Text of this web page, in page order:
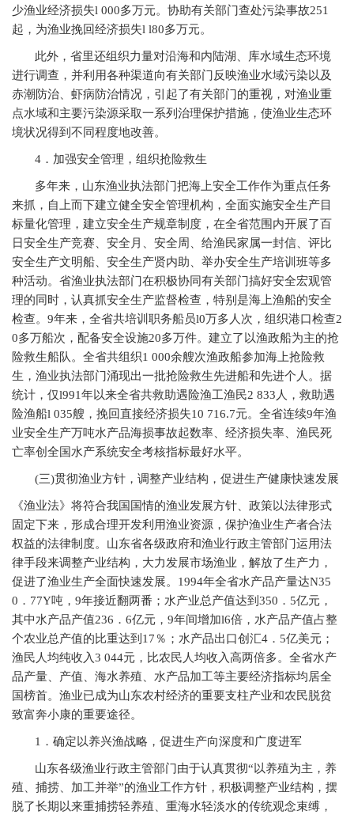
少渔业经济损失l 000多万元。协助有关部门查处污染事故251
起，为渔业挽回经济损失l l80多万元。
此外，省里还组织力量对沿海和内陆湖、库水域生态环境
进行调查，并利用各种渠道向有关部门反映渔业水域污染以及
赤潮防治、虾病防治情况，引起了有关部门的重视，对渔业重
点水域和主要污染源采取一系列治理保护措施，使渔业生态环
境状况得到不同程度地改善。
4 ．加强安全管理，组织抢险救生
多年来，山东渔业执法部门把海上安全工作作为重点任务
来抓，自上而下建立健全安全管理机构，全面实施安全生产目
标量化管理，建立安全生产规章制度，在全省范围内开展了百
日安全生产竞赛、安全月、安全周、给渔民家属一封信、评比
安全生产文明船、安全生产贤内助、举办安全生产培训班等多
种活动。省渔业执法部门在积极协同有关部门搞好安全宏观管
理的同时，认真抓安全生产监督检查，特别是海上渔船的安全
检查。9年来，全省共培训职务船员l0万多人次，组织港口检查2
0多万船次，配备安全设施20多万件。建立了以渔政船为主的抢
险救生船队。全省共组织1 000余艘次渔政船参加海上抢险救
生，渔业执法部门涌现出一批抢险救生先进船和先进个人。据
统计，仅l991年以来全省共救助遇险渔工渔民2 833人，救助遇
险渔船l 035艘，挽回直接经济损失10 716.7元。全省连续9年渔
业安全生产万吨水产品海损事故起数率、经济损失率、渔民死
亡率创全国水产系统安全考核指标最好水平。
(三)贯彻渔业方针，调整产业结构，促进生产健康快速发展
《渔业法》将符合我国国情的渔业发展方针、政策以法律形式
固定下来，形成合理开发利用渔业资源，保护渔业生产者合法
权益的法律制度。山东省各级政府和渔业行政主管部门运用法
律手段来调整产业结构，大力发展市场渔业，解放了生产力，
促进了渔业生产全面快速发展。1994年全省水产品产量达N35
0．77Y吨，9年接近翻两番；水产业总产值达到350．5亿元，
其中水产品产值236．6亿元，9年间增加l6倍，水产品产值占整
个农业总产值的比重达到17％；水产品出口创汇4．5亿美元；
渔民人均纯收入3 044元，比农民人均收入高两倍多。全省水产
品产量、产值、海水养殖、水产品加工等主要经济指标均居全
国榜首。渔业已成为山东农村经济的重要支柱产业和农民脱贫
致富奔小康的重要途径。
1 ．确定以养兴渔战略，促进生产向深度和广度进军
山东各级渔业行政主管部门由于认真贯彻“以养殖为主，养
殖、捕捞、加工并举”的渔业工作方针，积极调整产业结构，摆
脱了长期以来重捕捞轻养殖、重海水轻淡水的传统观念束缚，